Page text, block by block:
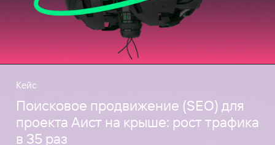
Кейс
Поисковое продвижение (SEO) для
проекта Аист на крыше: рост трафика
в 35 раз